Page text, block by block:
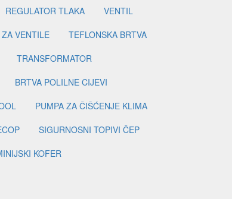
REGULATOR TLAKA
VENTIL
VENTILE
TEFLONSKA BRTVA
TRANSFORMATOR
BRTVA POLILNE CIJEVI
PUMPA ZA ČIŠĆENJE KLIMA
SIGURNOSNI TOPIVI ČEP
KOFER